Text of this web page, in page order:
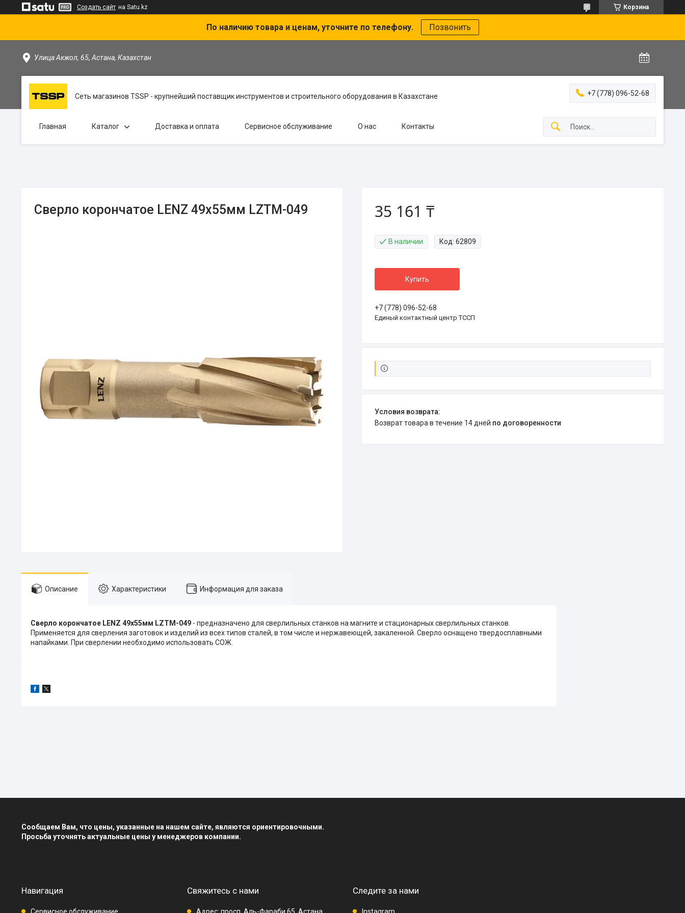
Создать сайт на Satu.kz Корзина
По наличию товара и ценам, уточните по телефону. Позвонить
Улица Акжол, 65, Астана, Казахстан
Сеть магазинов TSSP - крупнейший поставщик инструментов и строительного оборудования в Казахстане +7 (778) 096-52-68
Главная Каталог Доставка и оплата Сервисное обслуживание О нас Контакты
Сверло корончатое LENZ 49х55мм LZTM-049 35 161 ₸
В наличии Код: 62809
Купить
+7 (778) 096-52-68
Единый контактный центр ТССП
возврат товара в течение 14 дней по договоренности
Описание Характеристики Информация для заказа
Сверло корончатое LENZ 49х55мм LZTM-049 - предназначено для сверлильных станков на магните и стационарных сверлильных станков.
Применяется для сверления заготовок и изделий из всех типов сталей, в том числе и нержавеющей, закаленной. Сверло оснащено твердосплавными
напайками. При сверлении необходимо использовать СОЖ.
Сообщаем Вам, что цены, указанные на нашем сайте, являются ориентировочными.
Просьба уточнять актуальные цены у менеджеров компании.
Навигация Свяжитесь с нами Следите за нами